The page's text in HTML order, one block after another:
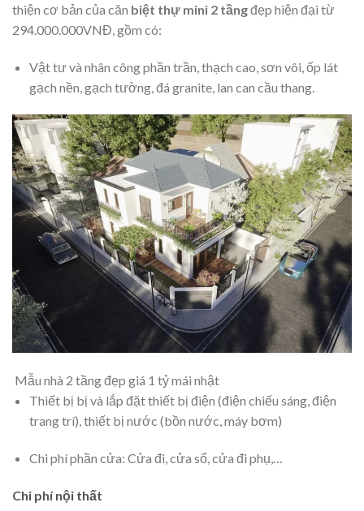
thiện cơ bản của căn biệt thự mini 2 tầngđẹp hiện đại từ
294.000.000VNĐ, gồm có:
Vật tư và nhân công phần trần, thạch cao, sơn vôi, ốp lát
gạch nền, gạch tường, đá granite, lan can cầu thang.
Mẫu nhà 2 tầng đẹp giá 1 tỷ mái nhật
Thiết bị bị và lắp đặt thiết bị điện (điện chiếu sáng, điện
trang trí), thiết bị nước (bồn nước, máy bơm)
Chi phí phần cửa: Cửa đi, cửa sổ, cửa đi phụ,…
Chi phí nội thất